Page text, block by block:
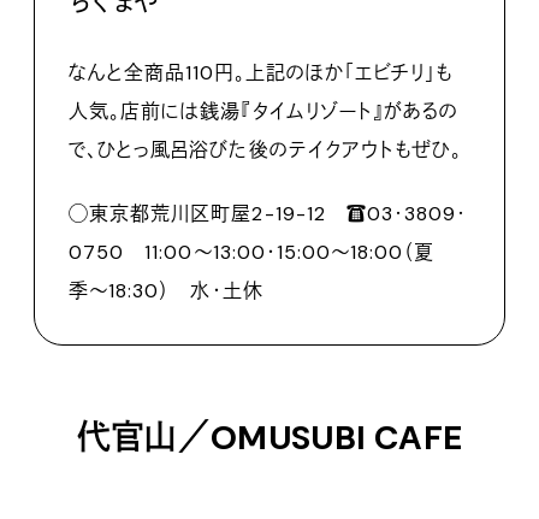
なんと全商品110円。上記のほか「エビチリ」も
人気。店前には銭湯『タイムリゾート』があるの
で、ひとっ風呂浴びた後のテイクアウトもぜひ。
◯東京都荒川区町屋2-19-12 ☎︎03･3809･
0750 11:00〜13:00・15:00〜18:00（夏
季〜18:30） 水・土休
代官山／OMUSUBI CAFE